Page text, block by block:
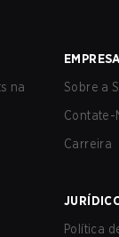
na
Sobre a
Contate-
Carreira
Política